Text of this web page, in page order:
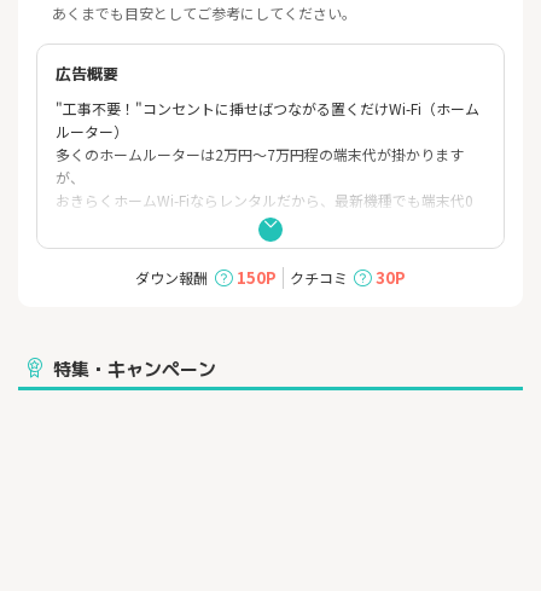
あくまでも目安としてご参考にしてください。
広告概要
"工事不要！"コンセントに挿せばつながる置くだけWi-Fi（ホーム
ルーター）
多くのホームルーターは2万円～7万円程の端末代が掛かります
が、
おきらくホームWi-Fiならレンタルだから、最新機種でも端末代0
月に発生するのは通信料の4620円(税込)のみ！
・5G対応の高速通信がデータ無制限！
・最短即日発送だからすぐ届く！
ダウン報酬 150P クチコミ 30P
特集・キャンペーン